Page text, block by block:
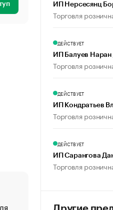
«От спорта тело
ИП Нерсесянц
Торговля
ДЕЙСТВУЕТ
ИП Балуев
Торговля
ДЕЙСТВУЕТ
ИП Кондратьев
Торговля
ДЕЙСТВУЕТ
ИП Сарангова
Торговля